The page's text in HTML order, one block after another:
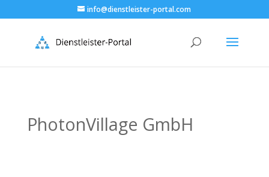
info@dienstleister-portal.com
PhotonVillage GmbH